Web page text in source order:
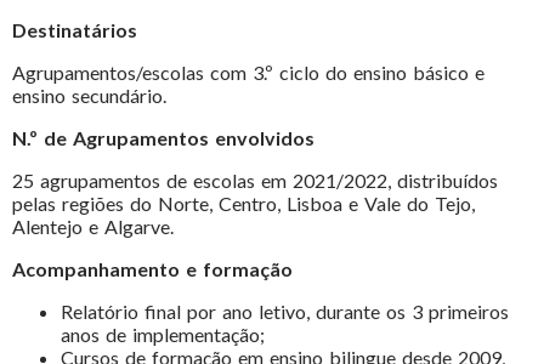
Destinatários
Agrupamentos/escolas com 3.º ciclo do ensino básico e
ensino secundário.
N.º de Agrupamentos envolvidos
25 agrupamentos de escolas em 2021/2022, distribuídos
pelas regiões do Norte, Centro, Lisboa e Vale do Tejo,
Alentejo e Algarve.
Acompanhamento e formação
Relatório final por ano letivo, durante os 3 primeiros
anos de implementação;
Cursos de formação em ensino bilingue desde 2009,